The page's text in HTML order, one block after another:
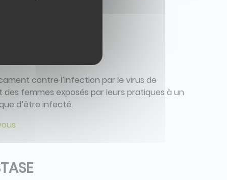
contre l’infection par le virus de
des femmes exposés par leurs pratiques à un
d’être infecté.